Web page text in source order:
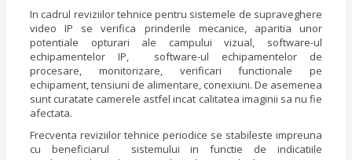
In cadrul reviziilor tehnice pentru sistemele de supraveghere
video IP se verifica prinderile mecanice, aparitia unor
potentiale opturari ale campului vizual, software-ul
echipamentelor IP, software-ul echipamentelor de
procesare, monitorizare, verificari functionale pe
echipament, tensiuni de alimentare, conexiuni. De asemenea
sunt curatate camerele astfel incat calitatea imaginii sa nu fie
afectata.
Frecventa reviziilor tehnice periodice se stabileste impreuna
cu beneficiarul sistemului in functie de indicatiile